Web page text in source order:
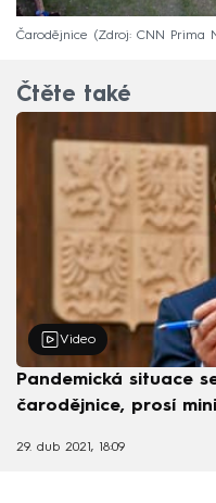
Čarodějnice Zdroj: CNN Prima
Čtěte také
Video
Pandemická situace
čarodějnice, prosí
29. dub 2021, 18:09